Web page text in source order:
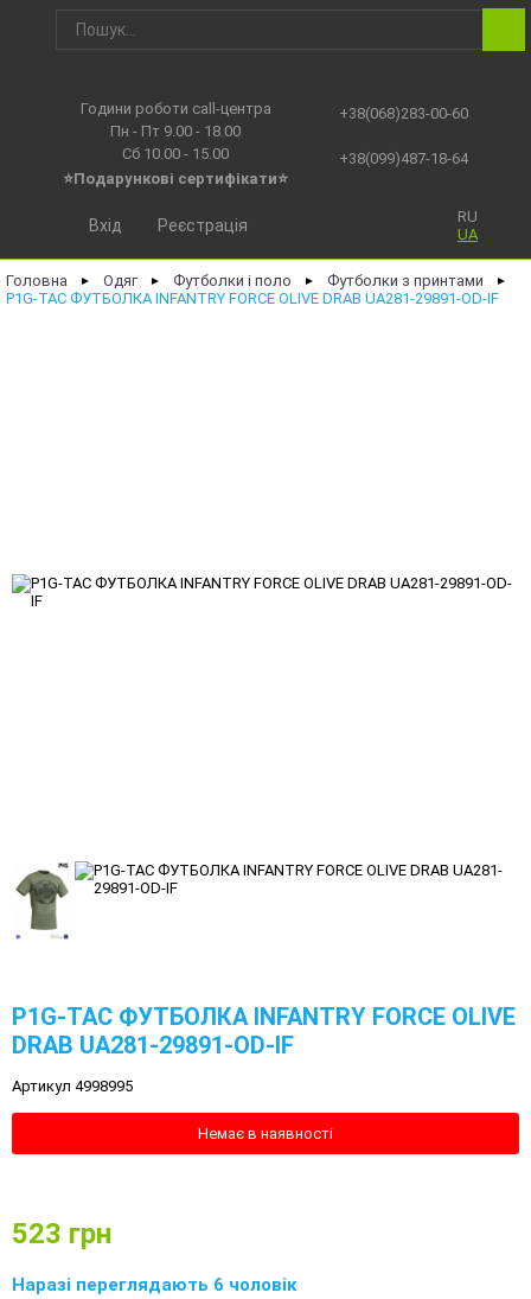
Години роботи call-центра
Пн - Пт 9.00 - 18.00
Сб 10.00 - 15.00
⭐Подарункові сертифікати⭐
+38(068)283-00-60
+38(099)487-18-64
RU
UA
Вхід Реєстрація
Головна ► Одяг ► Футболки і поло ► Футболки з принтами ►
P1G-TAC ФУТБОЛКА INFANTRY FORCE OLIVE DRAB UA281-29891-OD-IF
P1G-TAC ФУТБОЛКА INFANTRY FORCE OLIVE
DRAB UA281-29891-OD-IF
Артикул 4998995
Немає в наявності
523 грн
Наразі переглядають 6 чоловік